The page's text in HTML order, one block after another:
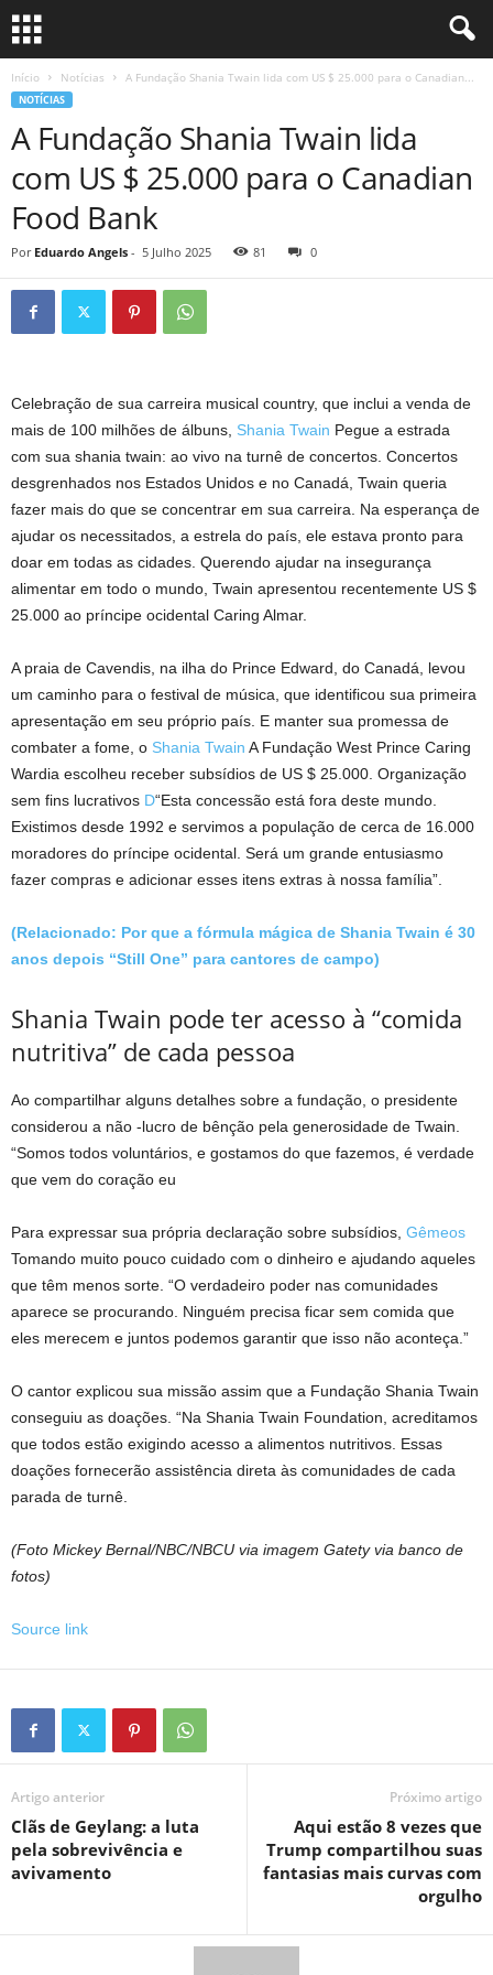
Início Notícias A Fundação Shania Twain lida com US $ 25.000 para o Canadian...
NOTÍCIAS
A Fundação Shania Twain lida
com US $ 25.000 para o Canadian
Food Bank
Por Eduardo Angels - 5 Julho 2025 81 0
Celebração de sua carreira musical country, que inclui a venda de
mais de 100 milhões de álbuns, Shania Twain Pegue a estrada
com sua shania twain: ao vivo na turnê de concertos. Concertos
desgrenhados nos Estados Unidos e no Canadá, Twain queria
fazer mais do que se concentrar em sua carreira. Na esperança de
ajudar os necessitados, a estrela do país, ele estava pronto para
doar em todas as cidades. Querendo ajudar na insegurança
alimentar em todo o mundo, Twain apresentou recentemente US $
25.000 ao príncipe ocidental Caring Almar.
A praia de Cavendis, na ilha do Prince Edward, do Canadá, levou
um caminho para o festival de música, que identificou sua primeira
apresentação em seu próprio país. E manter sua promessa de
combater a fome, o Shania Twain A Fundação West Prince Caring
Wardia escolheu receber subsídios de US $ 25.000. Organização
sem fins lucrativos D“Esta concessão está fora deste mundo.
Existimos desde 1992 e servimos a população de cerca de 16.000
moradores do príncipe ocidental. Será um grande entusiasmo
fazer compras e adicionar esses itens extras à nossa família”.
(Relacionado: Por que a fórmula mágica de Shania Twain é 30
anos depois “Still One” para cantores de campo)
Shania Twain pode ter acesso à “comida
nutritiva” de cada pessoa
Ao compartilhar alguns detalhes sobre a fundação, o presidente
considerou a não -lucro de bênção pela generosidade de Twain.
“Somos todos voluntários, e gostamos do que fazemos, é verdade
que vem do coração eu
Para expressar sua própria declaração sobre subsídios, Gêmeos
Tomando muito pouco cuidado com o dinheiro e ajudando aqueles
que têm menos sorte. “O verdadeiro poder nas comunidades
aparece se procurando. Ninguém precisa ficar sem comida que
eles merecem e juntos podemos garantir que isso não aconteça.”
O cantor explicou sua missão assim que a Fundação Shania Twain
conseguiu as doações. “Na Shania Twain Foundation, acreditamos
que todos estão exigindo acesso a alimentos nutritivos. Essas
doações fornecerão assistência direta às comunidades de cada
parada de turnê.
(Foto Mickey Bernal/NBC/NBCU via imagem Gatety via banco de
fotos)
Source link
Artigo anterior
Clãs de Geylang: a luta
pela sobrevivência e
avivamento
Próximo artigo
Aqui estão 8 vezes que
Trump compartilhou suas
fantasias mais curvas com
orgulho